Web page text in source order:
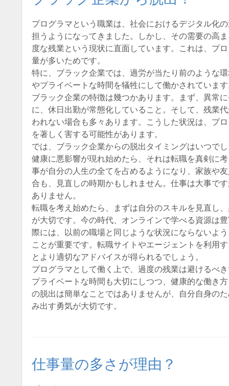
プログラマという職業は、社会におけるデジタル化
担うようになってきました。しかし、その需要の高
度な残業という現状に直面しています。これは、プ
量が多いためです。
特に、ブラック企業では、過労が当たり前のような
やプライベートな時間を犠牲にして働かされていま
ブラック企業の特徴は幾つかあります。まず、異常
に、休日出勤が常態化していること。そして、残業
われない場合も多々あります。こうした状況は、プ
を著しく害する可能性があります。
では、ブラック企業からの脱出タイミングはいつで
健康に悪影響が現れ始めたら、それは転職を真剣に
事が自分の人生の全てを占めるようになり、家族や
合も、見直しの時期かもしれません。仕事は大事で
ありません。
転職を考え始めたら、まずは自分のスキルを見直し
が大切です。今の時代、オンラインで学べる資源は
際には、以前の職場と同じような状況にならないよ
ことが重要です。転職サイトやエージェントを利用
とより適切なアドバイスが得られるでしょう。
プログラマとして働く上で、過度の残業は避けるべ
プライベートな時間も大切にしつつ、健康的な働き
の脱出は簡単なことではありませんが、自分自身の
み出す勇気が大切です。
仕事量の多さが理由？